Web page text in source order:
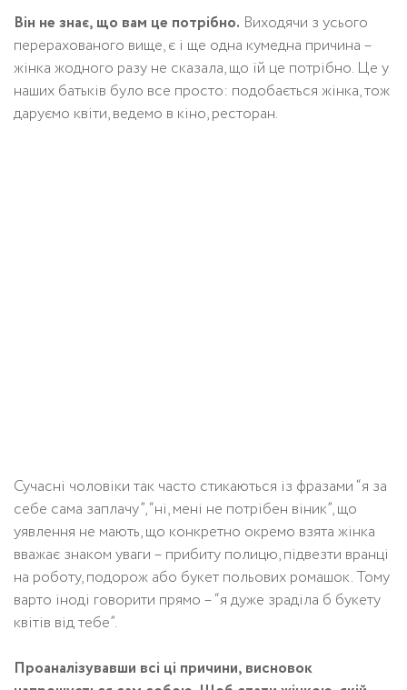
Він не знає, що вам це потрібно. Виходячи з усього
перерахованого вище, є і ще одна кумедна причина –
жінка жодного разу не сказала, що їй це потрібно. Це у
наших батьків було все просто: подобається жінка, тож
даруємо квіти, ведемо в кіно, ресторан.
Сучасні чоловіки так часто стикаються із фразами “я за
себе сама заплачу”, “ні, мені не потрібен віник”, що
уявлення не мають, що конкретно окремо взята жінка
вважає знаком уваги – прибиту полицю, підвезти вранці
на роботу, подорож або букет польових ромашок. Тому
варто іноді говорити прямо – “я дуже зраділа б букету
квітів від тебе”.
Проаналізувавши всі ці причини, висновок